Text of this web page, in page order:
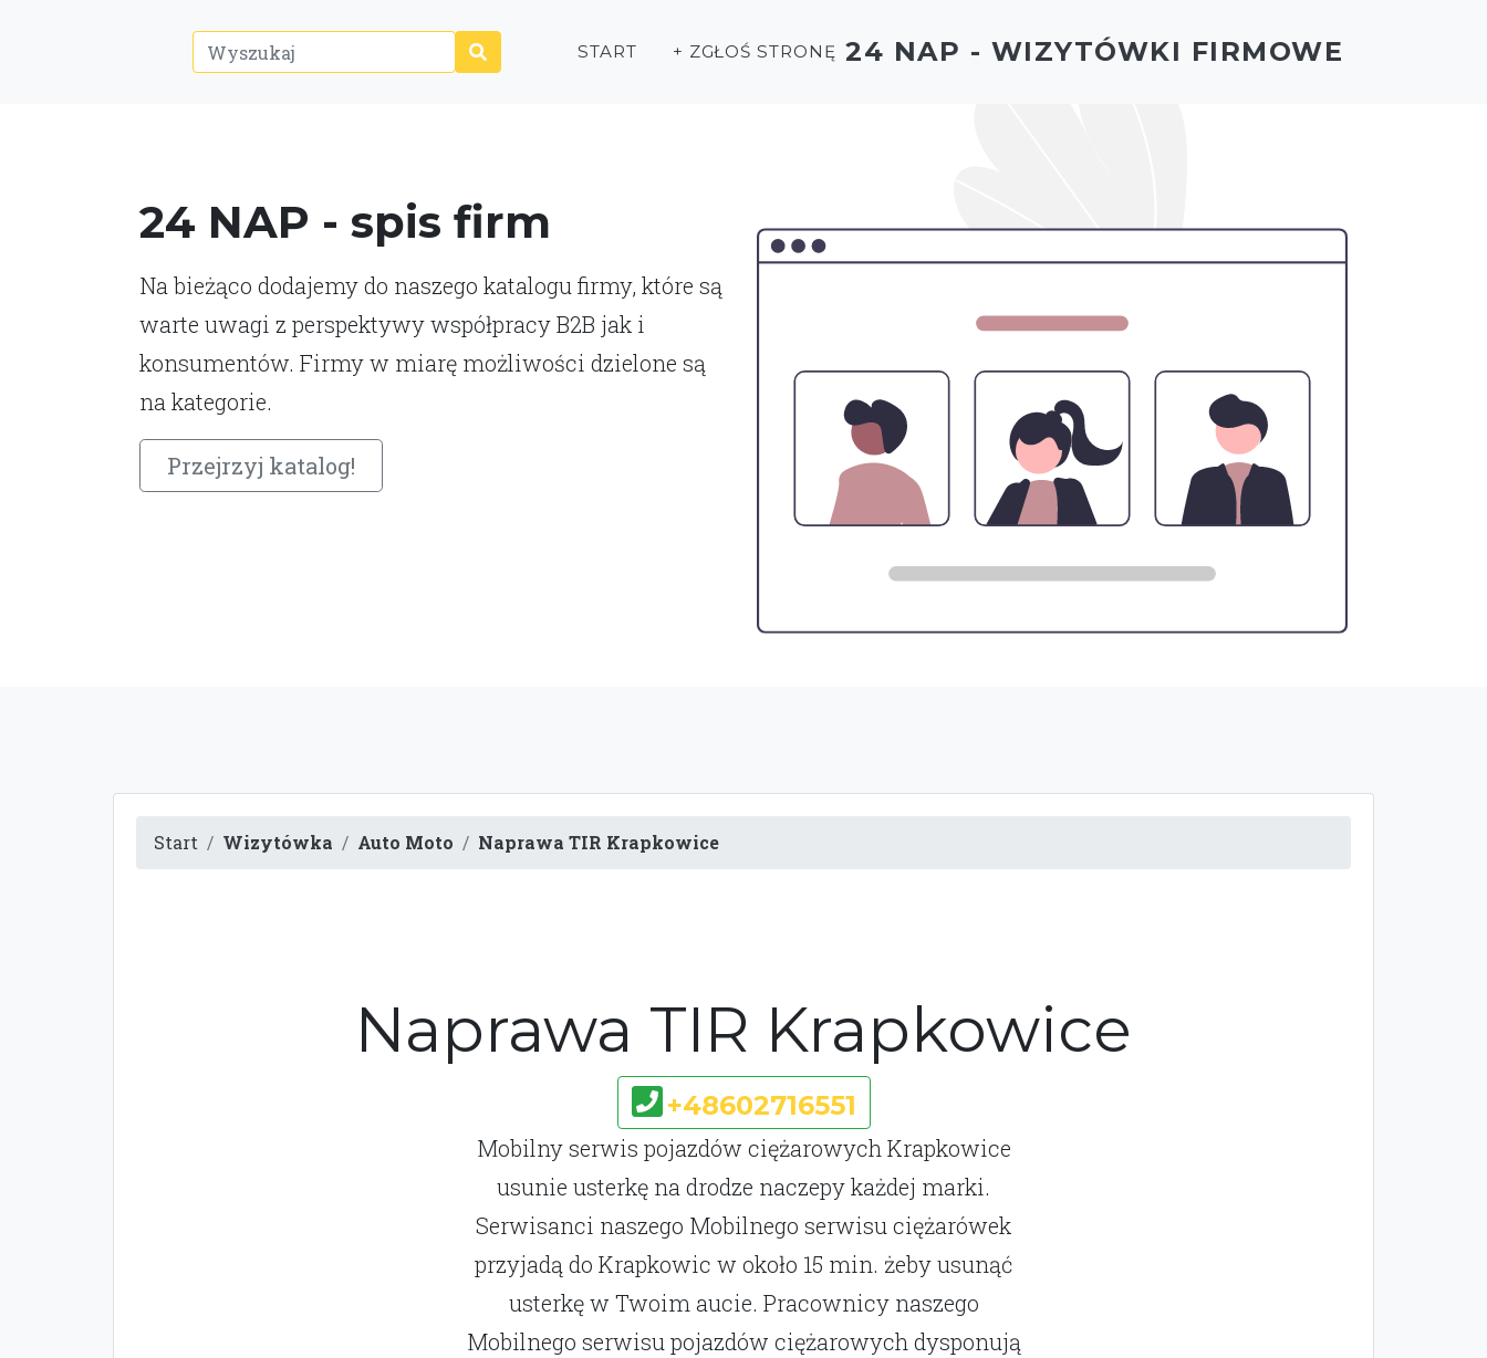
24 NAP - spis firm
Na bieżąco dodajemy do naszego katalogu firmy, które są
warte uwagi z perspektywy współpracy B2B jak i
konsumentów. Firmy w miarę możliwości dzielone są
na kategorie.
Przejrzyj katalog!
START + ZGŁOŚ STRONĘ 24 NAP - WIZYTÓWKI FIRMOWE
Start Wizytówka Auto Moto Naprawa TIR Krapkowice
Naprawa TIR Krapkowice
+48602716551
Mobilny serwis pojazdów ciężarowych Krapkowice
usunie usterkę na drodze naczepy każdej marki.
Serwisanci naszego Mobilnego serwisu ciężarówek
przyjadą do Krapkowic w około 15 min. żeby usunąć
usterkę w Twoim aucie. Pracownicy naszego
Mobilnego serwisu pojazdów ciężarowych dysponują